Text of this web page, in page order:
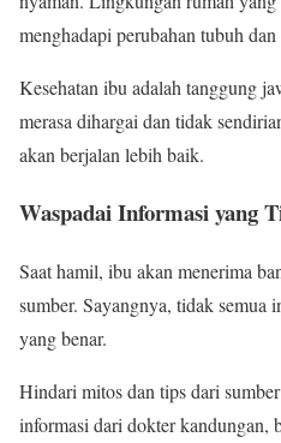
menghadapi perubahan tubuh
Kesehatan ibu adalah tanggung
merasa dihargai dan tidak
akan berjalan lebih baik.
Waspadai Informasi yang
Saat hamil, ibu akan menerima
sumber. Sayangnya, tidak semua
yang benar.
Hindari mitos dan tips dari
informasi dari dokter kandungan,